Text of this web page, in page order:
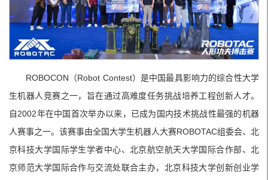
ROBOCON（Robot Contest）是中国最具影响力的综合性大学
生机器人竞赛之一，旨在通过高难度任务挑战培养工程创新人才。
自2002年在中国首次举办以来，已成为国内技术挑战性最强的机器
人赛事之一。该赛事由全国大学生机器人大赛ROBOTAC组委会、北
京科技大学国际学生学者中心、北京航空航天大学国际合作部、北
京师范大学国际合作与交流处联合主办，北京科技大学创新创业学